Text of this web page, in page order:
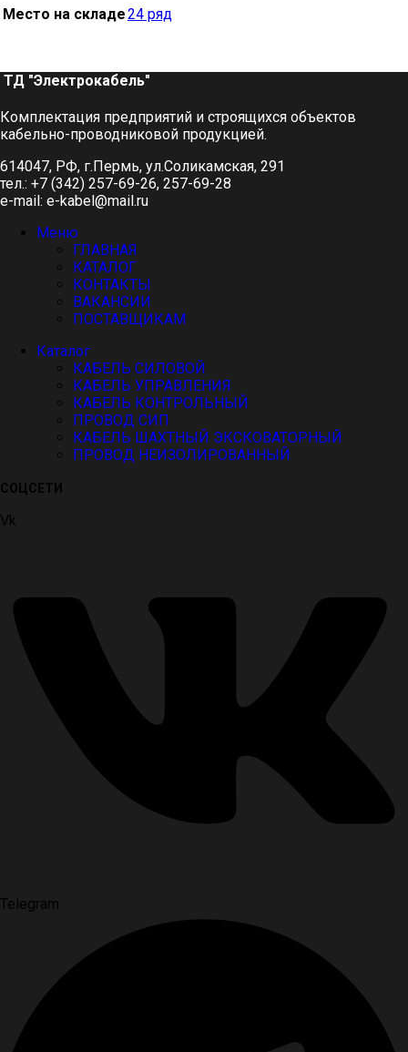
Место на складе24 ряд
ТД "Электрокабель"​
Комплектация предприятий и строящихся объектов
кабельно-проводниковой продукцией.
614047, РФ, г.Пермь, ул.Соликамская, 291
тел.: +7 (342) 257-69-26, 257-69-28
e-mail: e-kabel@mail.ru
Меню
ГЛАВНАЯ
КАТАЛОГ
КОНТАКТЫ
ВАКАНСИИ
ПОСТАВЩИКАМ
Каталог
КАБЕЛЬ СИЛОВОЙ
КАБЕЛЬ УПРАВЛЕНИЯ
КАБЕЛЬ КОНТРОЛЬНЫЙ
ПРОВОД СИП
КАБЕЛЬ ШАХТНЫЙ ЭКСКОВАТОРНЫЙ
ПРОВОД НЕИЗОЛИРОВАННЫЙ
СОЦСЕТИ
Vk
Telegram